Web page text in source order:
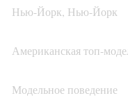
Нью-Йорк, Нью-Йорк
Американская топ-
Модельное поведение